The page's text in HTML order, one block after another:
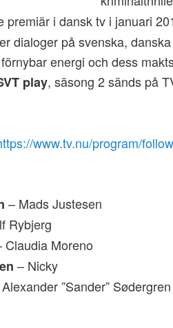
premiär i dansk tv i januari
dialoger på svenska,
energi och dess
play, säsong 2 sänds på
www.tv.nu/program/
– Mads Justesen
Rybjerg
Claudia Moreno
– Nicky
”Sander” Sødergren